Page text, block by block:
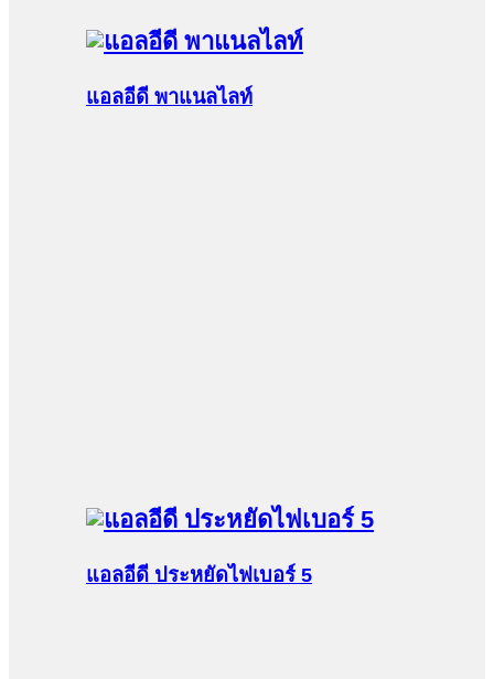
แอลอีดี พาแนลไลท์
แอลอีดี ประหยัดไฟเบอร์ 5